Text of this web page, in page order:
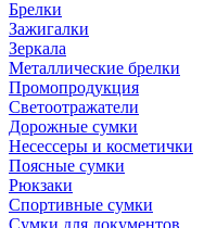
Брелки
Зажигалки
Зеркала
Металлические брелки
Промопродукция
Светоотражатели
Дорожные сумки
Несессеры и косметички
Поясные сумки
Рюкзаки
Спортивные сумки